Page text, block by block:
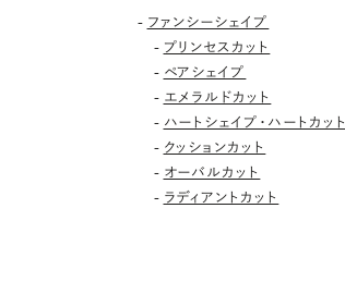
- ファンシーシェイプ
- プリンセスカット
- ペアシェイプ
- エメラルドカット
- ハートシェイプ・ハートカット
- クッションカット
- オーバルカット
- ラディアントカット